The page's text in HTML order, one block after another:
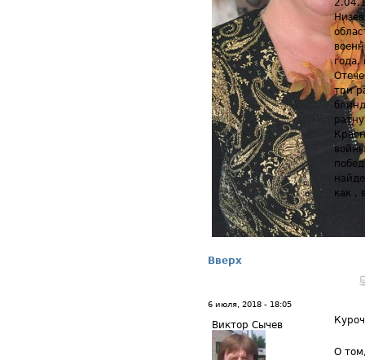
три
как ,
Вверх
6 июля, 2018 - 18:05
Виктор Сычев
О